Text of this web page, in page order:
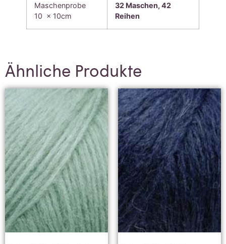
Maschenprobe
10 x 10cm
32 Maschen, 42
Reihen
Ähnliche Produkte